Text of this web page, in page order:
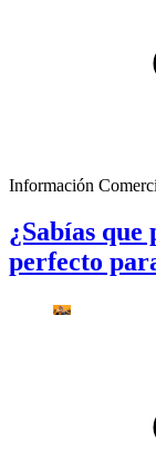
Información
¿Sabías
perfecto